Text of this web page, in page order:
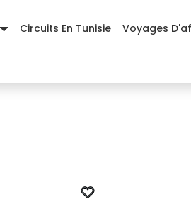
Circuits En Tunisie Voyages